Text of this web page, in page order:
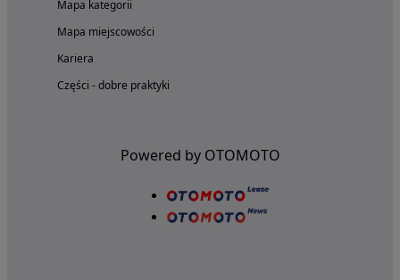
Mapa kategorii
Mapa miejscowości
Kariera
Części - dobre praktyki
Powered by OTOMOTO